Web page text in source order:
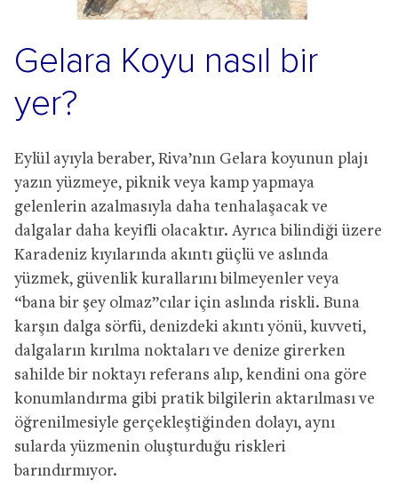
Gelara Koyu nasıl bir
yer?
Eylül ayıyla beraber, Riva’nın Gelara koyunun plajı
yazın yüzmeye, piknik veya kamp yapmaya
gelenlerin azalmasıyla daha tenhalaşacak ve
dalgalar daha keyifli olacaktır. Ayrıca bilindiği üzere
Karadeniz kıyılarında akıntı güçlü ve aslında
yüzmek, güvenlik kurallarını bilmeyenler veya
“bana bir şey olmaz”cılar için aslında riskli. Buna
karşın dalga sörfü, denizdeki akıntı yönü, kuvveti,
dalgaların kırılma noktaları ve denize girerken
sahilde bir noktayı referans alıp, kendini ona göre
konumlandırma gibi pratik bilgilerin aktarılması ve
öğrenilmesiyle gerçekleştiğinden dolayı, aynı
sularda yüzmenin oluşturduğu riskleri
barındırmıyor.